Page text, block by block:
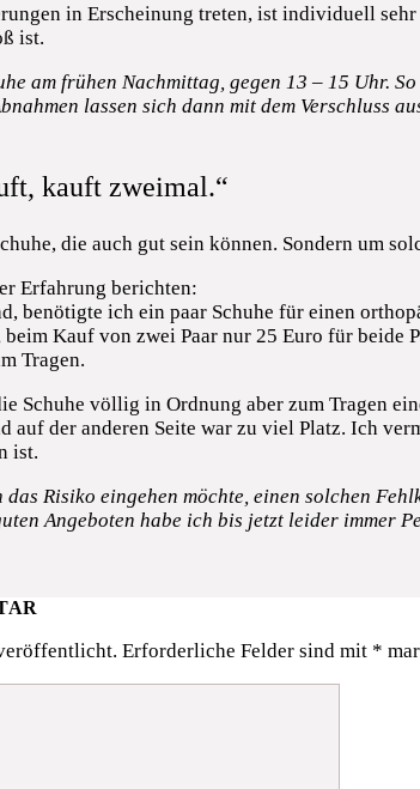
in Erscheinung treten, ist individuell
ist.
am frühen Nachmittag, gegen 13 – 15 Uhr.
lassen sich dann mit dem Verschluss
kauft zweimal.“
die auch gut sein können. Sondern um
Erfahrung berichten:
benötigte ich ein paar Schuhe für einen
Kauf von zwei Paar nur 25 Euro für beide
Tragen.
Schuhe völlig in Ordnung aber zum Tragen
auf der anderen Seite war zu viel Platz. Ich
ist.
Risiko eingehen möchte, einen solchen
Angeboten habe ich bis jetzt leider immer
Erforderliche Felder sind mit *